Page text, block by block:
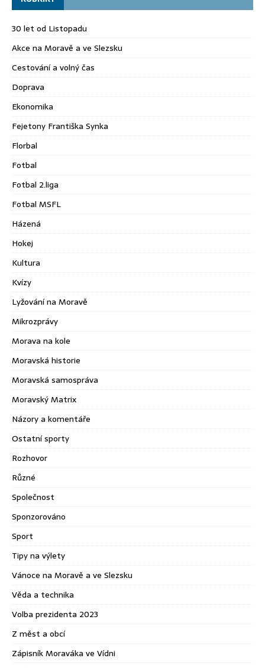
30 let od Listopadu
Akce na Moravě a ve Slezsku
Cestování a volný čas
Doprava
Ekonomika
Fejetony Františka Synka
Florbal
Fotbal
Fotbal 2.liga
Fotbal MSFL
Házená
Hokej
Kultura
Kvízy
Lyžování na Moravě
Mikrozprávy
Morava na kole
Moravská historie
Moravská samospráva
Moravský Matrix
Názory a komentáře
Ostatní sporty
Rozhovor
Různé
Společnost
Sponzorováno
Sport
Tipy na výlety
Vánoce na Moravě a ve Slezsku
Věda a technika
Volba prezidenta 2023
Z měst a obcí
Zápisník Moraváka ve Vídni